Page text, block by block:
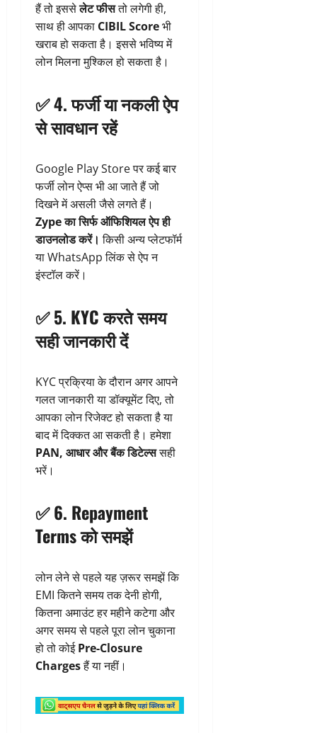
हैं तो इससेलेट फीसतो लगेगी ही,
साथ ही आपका CIBIL Scoreभी
खराब हो सकता है। इससे भविष्य में
लोन मिलना मुश्किल हो सकता है।
✅ 4.फर्जी या नकली ऐप
से सावधान रहें
Google Play Store पर कई बार
फर्जी लोन ऐप्स भी आ जाते हैं जो
दिखने में असली जैसे लगते हैं।
Zype का सिर्फ ऑफिशियल ऐप ही
डाउनलोड करें। किसी अन्य प्लेटफॉर्म
या WhatsApp लिंक से ऐप न
इंस्टॉल करें।
✅ 5. KYC करते समय
सही जानकारी दें
KYC प्रक्रिया के दौरान अगर आपने
गलत जानकारी या डॉक्यूमेंट दिए, तो
आपका लोन रिजेक्ट हो सकता है या
बाद में दिक्कत आ सकती है। हमेशा
PAN, आधार और बैंक डिटेल्ससही
भरें।
✅ 6. Repayment
Terms को समझें
लोन लेने से पहले यह ज़रूर समझें कि
EMI कितने समय तक देनी होगी,
कितना अमाउंट हर महीने कटेगा और
अगर समय से पहले पूरा लोन चुकाना
हो तो कोईPre-Closure
Chargesहैं या नहीं।